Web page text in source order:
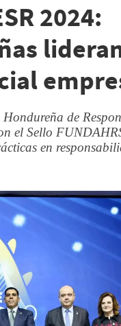
2024:
de
el Sello
en